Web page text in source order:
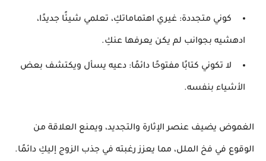
كوني متجددة: غيري اهتماماتكِ، تعلمي شيئًا جديدًا،
ادهشيه بجوانب لم يكن يعرفها عنكِ.
لا تكوني كتابًا مفتوحًا دائمًا: دعيه يسأل ويكتشف بعض
الأشياء بنفسه.
الغموض يضيف عنصر الإثارة والتجديد، ويمنع العلاقة من
الوقوع في فخ الملل، مما يعزز رغبته في جذب الزوج إليكِ دائمًا.